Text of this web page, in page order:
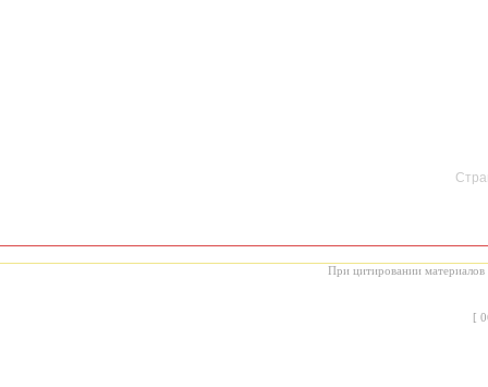
При цитировании материалов
[